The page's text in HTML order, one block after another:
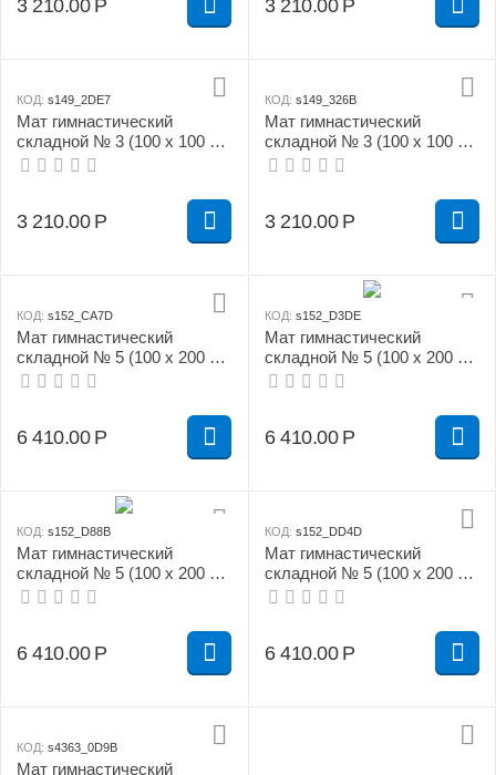
3 210.00 Р 3 210.00 Р
КОД: s149_2DE7
Мат гимнастический
складной № 3 (100 х 100 х
10) см зелёно/жёлтый
3 210.00 Р
КОД: s149_326B
Мат гимнастический
складной № 3 (100 х 100 х
10) см красно/жёлтый
3 210.00 Р
КОД: s152_CA7D
Мат гимнастический
складной № 5 (100 х 200 х
10) см бежевый
6 410.00 Р
КОД: s152_D3DE
Мат гимнастический
складной № 5 (100 х 200 х
10) см зелёно/жёлтый
6 410.00 Р
КОД: s152_D88B
Мат гимнастический
складной № 5 (100 х 200 х
10) см красно/жёлтый
6 410.00 Р
КОД: s152_DD4D
Мат гимнастический
складной № 5 (100 х 200 х
10) см сине/жёлтый
6 410.00 Р
КОД: s4363_0D9B
Мат гимнастический